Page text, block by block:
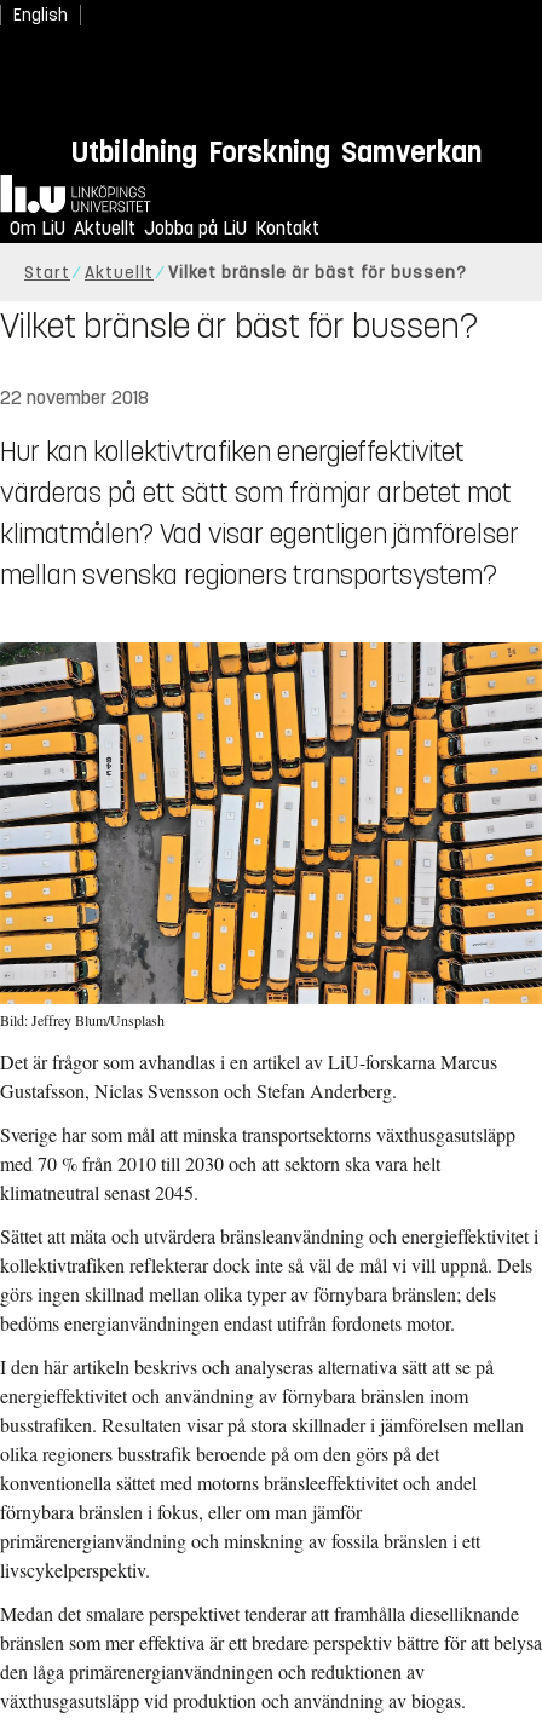
English
Utbildning Forskning Samverkan
Hem
Om LiU Aktuellt Jobba på LiU Kontakt
Start Aktuellt Vilket bränsle är bäst för bussen?
Vilket bränsle är bäst för bussen?
22 november 2018
Hur kan kollektivtrafiken energieffektivitet
värderas på ett sätt som främjar arbetet mot
klimatmålen? Vad visar egentligen jämförelser
mellan svenska regioners transportsystem?
Bild: Jeffrey Blum/Unsplash
Det är frågor som avhandlas i en artikel av LiU-forskarna Marcus
Gustafsson, Niclas Svensson och Stefan Anderberg.
Sverige har som mål att minska transportsektorns växthusgasutsläpp
med 70 % från 2010 till 2030 och att sektorn ska vara helt
klimatneutral senast 2045.
Sättet att mäta och utvärdera bränsleanvändning och energieffektivitet i
kollektivtrafiken reflekterar dock inte så väl de mål vi vill uppnå. Dels
görs ingen skillnad mellan olika typer av förnybara bränslen; dels
bedöms energianvändningen endast utifrån fordonets motor.
I den här artikeln beskrivs och analyseras alternativa sätt att se på
energieffektivitet och användning av förnybara bränslen inom
busstrafiken. Resultaten visar på stora skillnader i jämförelsen mellan
olika regioners busstrafik beroende på om den görs på det
konventionella sättet med motorns bränsleeffektivitet och andel
förnybara bränslen i fokus, eller om man jämför
primärenergianvändning och minskning av fossila bränslen i ett
livscykelperspektiv.
Medan det smalare perspektivet tenderar att framhålla dieselliknande
bränslen som mer effektiva är ett bredare perspektiv bättre för att belysa
den låga primärenergianvändningen och reduktionen av
växthusgasutsläpp vid produktion och användning av biogas.